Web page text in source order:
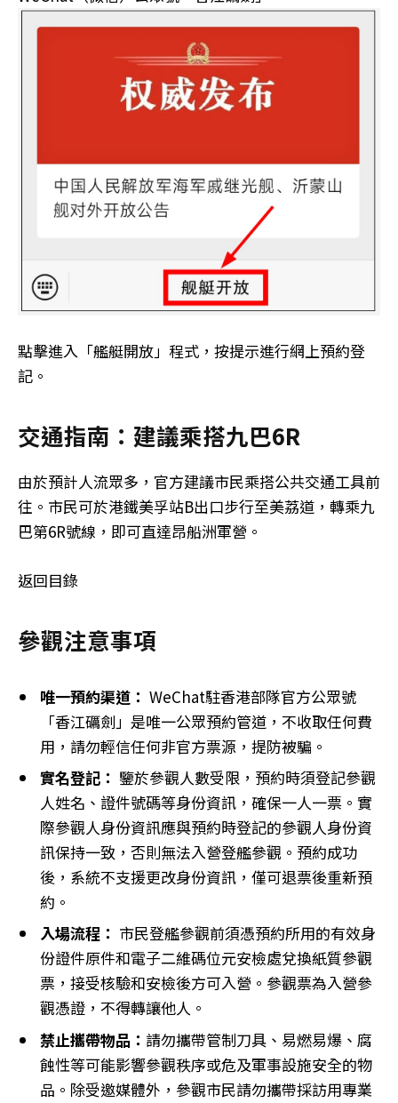
點擊進入「艦艇開放」程式，按提示進行網上預約登
記。
交通指南：建議乘搭九巴6R
由於預計人流眾多，官方建議市民乘搭公共交通工具前
往。市民可於港鐵美孚站B出口步行至美荔道，轉乘九
巴第6R號線，即可直達昂船洲軍營。
返回目錄
參觀注意事項
唯一預約渠道： WeChat駐香港部隊官方公眾號
「香江礪劍」是唯一公眾預約管道，不收取任何費
用，請勿輕信任何非官方票源，提防被騙。
實名登記： 鑒於參觀人數受限，預約時須登記參觀
人姓名、證件號碼等身份資訊，確保一人一票。實
際參觀人身份資訊應與預約時登記的參觀人身份資
訊保持一致，否則無法入營登艦參觀。預約成功
後，系統不支援更改身份資訊，僅可退票後重新預
約。
入場流程： 市民登艦參觀前須憑預約所用的有效身
份證件原件和電子二維碼位元安檢處兌換紙質參觀
票，接受核驗和安檢後方可入營。參觀票為入營參
觀憑證，不得轉讓他人。
禁止攜帶物品： 請勿攜帶管制刀具、易燃易爆、腐
蝕性等可能影響參觀秩序或危及軍事設施安全的物
品。除受邀媒體外，參觀市民請勿攜帶採訪用專業